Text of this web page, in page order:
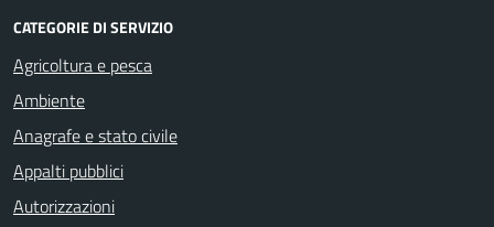
CATEGORIE DI SERVIZIO
Agricoltura e pesca
Ambiente
Anagrafe e stato civile
Appalti pubblici
Autorizzazioni